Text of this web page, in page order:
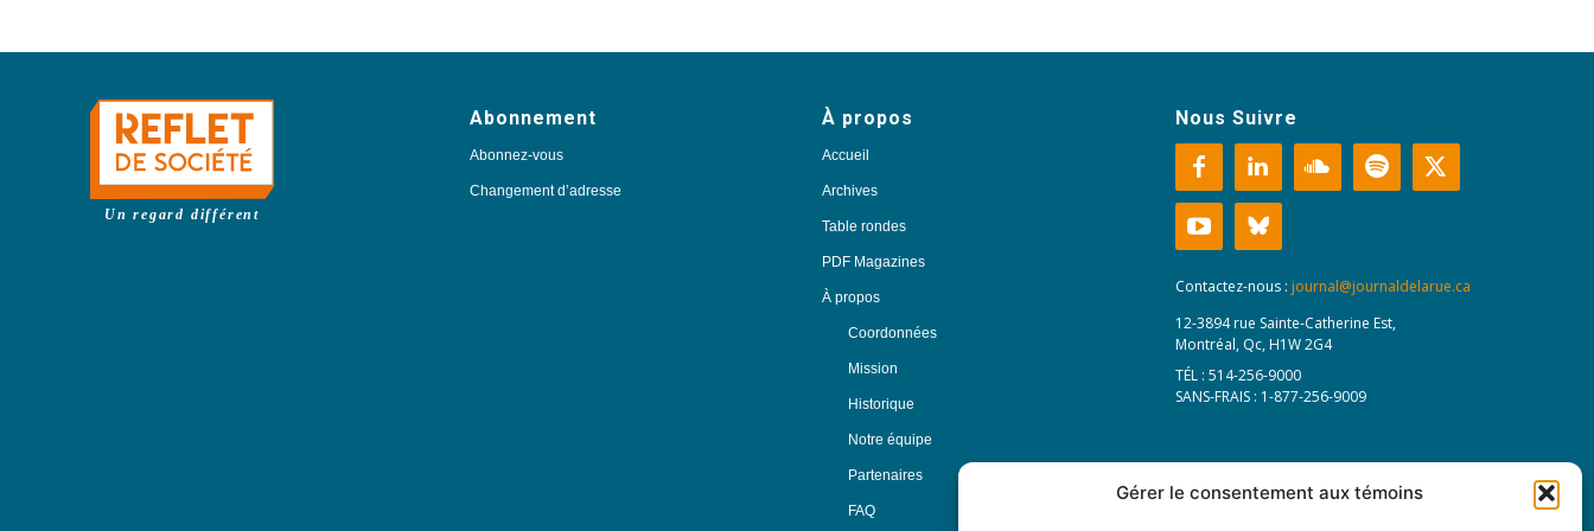
Gérer le consentement aux témoins
Un regard différent
Abonnement
Abonnez-vous
Changement d’adresse
À propos
Accueil
Archives
Table rondes
PDF Magazines
À propos
Coordonnées
Mission
Historique
Notre équipe
Partenaires
FAQ
Nous Suivre
Contactez-nous : journal@journaldelarue.ca
12-3894 rue Sainte-Catherine Est,
Montréal, Qc, H1W 2G4
TÉL : 514-256-9000
SANS-FRAIS : 1-877-256-9009